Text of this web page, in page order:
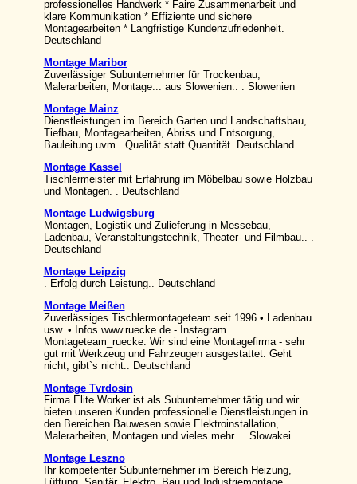
professionelles Handwerk * Faire Zusammenarbeit und
klare Kommunikation * Effiziente und sichere
Montagearbeiten * Langfristige Kundenzufriedenheit.
Deutschland
Montage Maribor
Zuverlässiger Subunternehmer für Trockenbau,
Malerarbeiten, Montage... aus Slowenien.. . Slowenien
Montage Mainz
Dienstleistungen im Bereich Garten und Landschaftsbau,
Tiefbau, Montagearbeiten, Abriss und Entsorgung,
Bauleitung uvm.. Qualität statt Quantität. Deutschland
Montage Kassel
Tischlermeister mit Erfahrung im Möbelbau sowie Holzbau
und Montagen. . Deutschland
Montage Ludwigsburg
Montagen, Logistik und Zulieferung in Messebau,
Ladenbau, Veranstaltungstechnik, Theater- und Filmbau.. .
Deutschland
Montage Leipzig
. Erfolg durch Leistung.. Deutschland
Montage Meißen
Zuverlässiges Tischlermontageteam seit 1996 • Ladenbau
usw. • Infos www.ruecke.de - Instagram
Montageteam_ruecke. Wir sind eine Montagefirma - sehr
gut mit Werkzeug und Fahrzeugen ausgestattet. Geht
nicht, gibt`s nicht.. Deutschland
Montage Tvrdosin
Firma Elite Worker ist als Subunternehmer tätig und wir
bieten unseren Kunden professionelle Dienstleistungen in
den Bereichen Bauwesen sowie Elektroinstallation,
Malerarbeiten, Montagen und vieles mehr.. . Slowakei
Montage Leszno
Ihr kompetenter Subunternehmer im Bereich Heizung,